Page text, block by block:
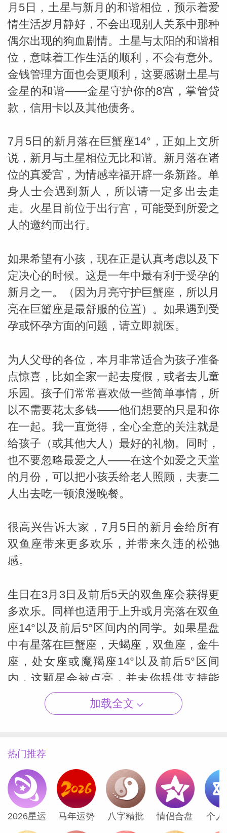
_susan
miller
勒
（Susan
月5日，土星与新月的和谐相位，预示着爱
情生活岁月静好，不会出现别人关系中那种
偶尔出现的狗血剧情。土星与太阳的和谐相
位，意味着工作生活的顺利，不会有意外。
金钱管理方面也会更顺利，这要感谢土星与
金星的和谐——金星守护你的8宫，掌管贷
款，信用卡以及其他债务。
7月5日的新月落在巨蟹座14°，正如上文所
说，新月与土星相位无比和谐。新月落在诸
位的真爱宫，为情感幸福开辟一条新路。单
身人士会遇到新人，所以请一定多出去走
走。火星目前位于出行宫，可能受到所爱之
人的邀约而出行。
如果希望有小孩，现在正是认真考虑以及下
定决心的时候。这是一年中最有利于受孕的
新月之一。（因为月亮守护巨蟹座，所以月
亮在巨蟹座是最舒服的位置）。如果遇到受
孕或怀孕方面的问题，请立即就医。
为人父母的各位，本月非常适合为孩子准备
点惊喜，比如全家一起去度假，或者去儿童
乐园。孩子们常常喜欢做一些简单事情，所
以不需要花太多钱——他们想要的只是和你
在一起。我一直觉得，全心全意的关注就是
给孩子（或其他大人）最好的礼物。同时，
也不要忽略最爱之人——在这个如爱之天堂
的月份，可以把小孩丢给老人照顾，夫妻二
人出去吃一顿浪漫晚餐。
很高兴告诉大家，7月5日的新月会给所有
双鱼座带来更多欢乐，并带来久违的松弛
感。
生日在3月3日及前后5天的双鱼座会获得更
多欢乐。同样也适用于上升或月亮落在双鱼
座14°以及前后5°区间内的同学。如果星盘
中有星落在巨蟹座，天蝎座，双鱼座，金牛
座，处女座或魔羯座14°以及前后5°区间
内，这颗星会被点亮，并未你提供支持能
宫还掌管所有交流沟通的艺术，如写作，演
讲，编辑，写代码，翻译和研究，也包括书
籍，播客，网站，应用程序，数码游戏，公
共关系，营销和销售等工作。7月5日的新
月，诸君在这些方面的才能会得到直接的展
加载全文
热门推荐
2026星运 马年运势 八字精批 情侣合盘 个人